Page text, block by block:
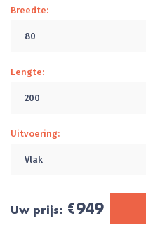
Breedte:
80
Lengte:
200
Uitvoering:
Vlak
Uw prijs: €949